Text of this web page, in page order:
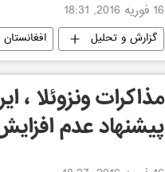
16 فوریه 2016, 18:31
گزارش و تحلیل افغانستان
مذاکرات ونزوئلا ،
پیشنهاد عدم